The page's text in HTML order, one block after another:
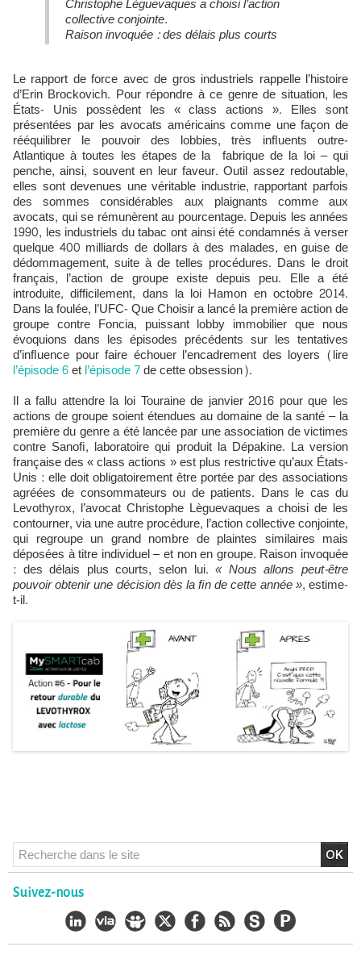
Christophe Lèguevaques a choisi l’action
collective conjointe.
Raison invoquée : des délais plus courts
Le rapport de force avec de gros industriels rappelle l’histoire
d’Erin Brockovich. Pour répondre à ce genre de situation, les
États- Unis possèdent les « class actions ». Elles sont
présentées par les avocats américains comme une façon de
rééquilibrer le pouvoir des lobbies, très inﬂuents outre-
Atlantique à toutes les étapes de la fabrique de la loi – qui
penche, ainsi, souvent en leur faveur. Outil assez redoutable,
elles sont devenues une véritable industrie, rapportant parfois
des sommes considérables aux plaignants comme aux
avocats, qui se rémunèrent au pourcentage. Depuis les années
1990, les industriels du tabac ont ainsi été condamnés à verser
quelque 400 milliards de dollars à des malades, en guise de
dédommagement, suite à de telles procédures. Dans le droit
français, l’action de groupe existe depuis peu. Elle a été
introduite, difficilement, dans la loi Hamon en octobre 2014.
Dans la foulée, l’UFC- Que Choisir a lancé la première action de
groupe contre Foncia, puissant lobby immobilier que nous
évoquions dans les épisodes précédents sur les tentatives
d’inﬂuence pour faire échouer l’encadrement des loyers (lire
l’épisode 6etl’épisode 7de cette obsession).
Il a fallu attendre la loi Touraine de janvier 2016 pour que les
actions de groupe soient étendues au domaine de la santé – la
première du genre a été lancée par une association de victimes
contre Sanoﬁ, laboratoire qui produit la Dépakine. La version
française des « class actions » est plus restrictive qu’aux États-
Unis : elle doit obligatoirement être portée par des associations
agréées de consommateurs ou de patients. Dans le cas du
Levothyrox, l’avocat Christophe Lèguevaques a choisi de les
contourner, via une autre procédure, l’action collective conjointe,
qui regroupe un grand nombre de plaintes similaires mais
déposées à titre individuel – et non en groupe. Raison invoquée
: des délais plus courts, selon lui.« Nous allons peut-être
pouvoir obtenir une décision dès la ﬁn de cette année », estime-
t-il.
Suivez-nous